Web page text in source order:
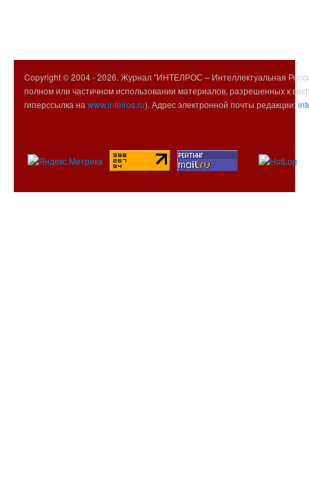
Copyright © 2004 -2026. Журнал "ИНТЕЛРОС – Интеллектуальная
полном или частичном использовании материалов, разрешенных к
гиперссылка на www.intelros.ru). Адрес электронной почты редакции: